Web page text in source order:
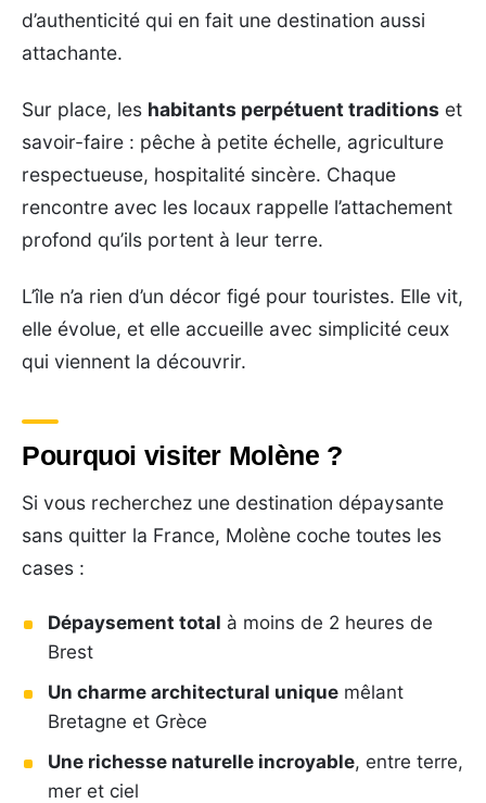
d’authenticité qui en fait une destination aussi
attachante.
Sur place, les habitants perpétuent traditions et
savoir-faire : pêche à petite échelle, agriculture
respectueuse, hospitalité sincère. Chaque
rencontre avec les locaux rappelle l’attachement
profond qu’ils portent à leur terre.
L’île n’a rien d’un décor figé pour touristes. Elle vit,
elle évolue, et elle accueille avec simplicité ceux
qui viennent la découvrir.
Pourquoi visiter Molène ?
Si vous recherchez une destination dépaysante
sans quitter la France, Molène coche toutes les
cases :
Dépaysement total à moins de 2 heures de
Brest
Un charme architectural unique mêlant
Bretagne et Grèce
Une richesse naturelle incroyable, entre terre,
mer et ciel